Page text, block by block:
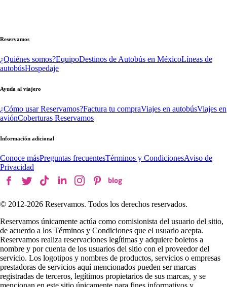
Reservamos
¿Quiénes somos?EquipoDestinos de Autobús en MéxicoLíneas de
autobúsHospedaje
Ayuda al viajero
¿Cómo usar Reservamos?Factura tu compraViajes en autobúsViajes en
aviónCoberturas Reservamos
Información adicional
Conoce másPreguntas frecuentesTérminos y CondicionesAviso de
Privacidad
© 2012-2026 Reservamos. Todos los derechos reservados.
Reservamos únicamente actúa como comisionista del usuario del sitio,
de acuerdo a los Términos y Condiciones que el usuario acepta.
Reservamos realiza reservaciones legítimas y adquiere boletos a
nombre y por cuenta de los usuarios del sitio con el proveedor del
servicio. Los logotipos y nombres de productos, servicios o empresas
prestadoras de servicios aquí mencionados pueden ser marcas
registradas de terceros, legítimos propietarios de sus marcas, y se